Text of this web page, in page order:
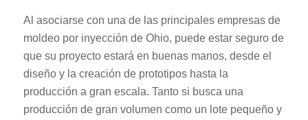
Al asociarse con una de las principales empresas de
moldeo por inyección de Ohio, puede estar seguro de
que su proyecto estará en buenas manos, desde el
diseño y la creación de prototipos hasta la
producción a gran escala. Tanto si busca una
producción de gran volumen como un lote pequeño y